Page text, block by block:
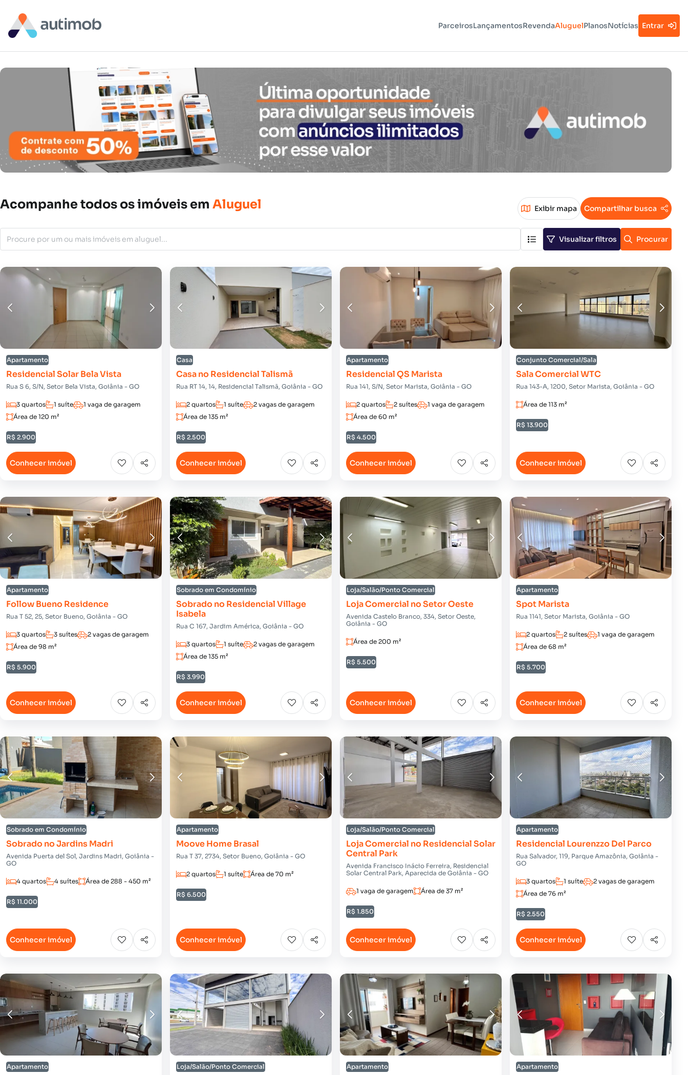
ParceirosLançamentosRevendaAluguelPlanosNotícias Entrar
Acompanhetodos osimóveis em Aluguel Exibir mapa Compartilhar busca
Visualizar filtros Procurar
Apartamento
Residencial Solar Bela Vista
Rua S 6, S/N, Setor Bela Vista, Goiânia - GO
3 quartos 1 suíte
1 vaga de garagem
Área de 120 m²
R$ 2.900
Conhecer imóvel
Casa
Casa no Residencial Talismã
Rua RT 14, 14, Residencial Talismã, Goiânia - GO
2 quartos 1 suíte
2 vagas de garagem
Área de 135 m²
R$ 2.500
Conhecer imóvel
Apartamento
Residencial QS Marista
Rua 141, S/N, Setor Marista, Goiânia - GO
2 quartos 2 suítes
1 vaga de garagem
Área de 60 m²
R$ 4.500
Conhecer imóvel
Conjunto Comercial/Sala
Sala Comercial WTC
Rua 143-A, 1200, Setor Marista, Goiânia - GO
Área de 113 m²
R$ 13.900
Conhecer imóvel
Apartamento
Follow Bueno Residence
Rua T 52, 25, Setor Bueno, Goiânia - GO
3 quartos 3 suítes
2 vagas de garagem
Área de 98 m²
R$ 5.900
Conhecer imóvel
Sobrado em Condomínio
Sobrado no Residencial Village
Isabela
Rua C 167, Jardim América, Goiânia - GO
3 quartos 1 suíte
2 vagas de garagem
Área de 135 m²
R$ 3.990
Conhecer imóvel
Loja/Salão/Ponto Comercial
Loja Comercial no Setor Oeste
Avenida Castelo Branco, 334, Setor Oeste,
Goiânia - GO
Área de 200 m²
R$ 5.500
Conhecer imóvel
Apartamento
Spot Marista
Rua 1141, Setor Marista, Goiânia - GO
2 quartos 2 suítes
1 vaga de garagem
Área de 68 m²
R$ 5.700
Conhecer imóvel
Sobrado em Condomínio
Sobrado no Jardins Madri
Avenida Puerta del Sol, Jardins Madri, Goiânia -
GO
4 quartos 4 suítes Área de 288 - 450 m²
R$ 11.000
Conhecer imóvel
Apartamento
Moove Home Brasal
Rua T 37, 2734, Setor Bueno, Goiânia - GO
2 quartos 1 suíte Área de 70 m²
R$ 6.500
Conhecer imóvel
Loja/Salão/Ponto Comercial
Loja Comercial no Residencial Solar
Central Park
Avenida Francisco Inácio Ferreira, Residencial
Solar Central Park, Aparecida de Goiânia - GO
1 vaga de garagem Área de 37 m²
R$ 1.850
Conhecer imóvel
Apartamento
Residencial Lourenzzo Del Parco
Rua Salvador, 119, Parque Amazônia, Goiânia -
GO
3 quartos 1 suíte
2 vagas de garagem
Área de 76 m²
R$ 2.550
Conhecer imóvel
Apartamento Loja/Salão/Ponto Comercial Apartamento Apartamento